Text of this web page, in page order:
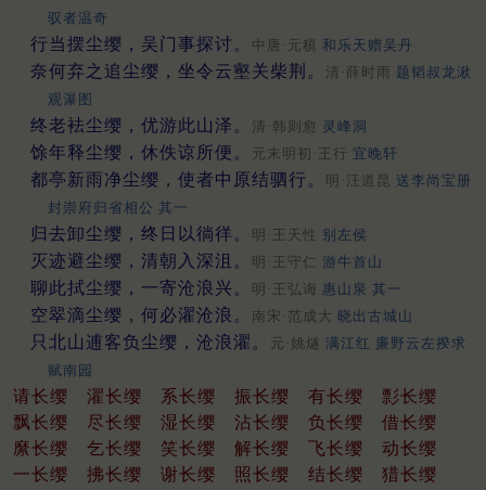
驭者温奇
行当摆尘缨，吴门事探讨。 中唐·元稹 和乐天赠吴丹
奈何弃之追尘缨，坐令云壑关柴荆。 清·薛时雨 题韬叔龙湫
观瀑图
终老袪尘缨，优游此山泽。 清·韩则愈 灵峰洞
馀年释尘缨，休佚谅所便。 元末明初·王行 宜晚轩
都亭新雨净尘缨，使者中原结驷行。 明·汪道昆 送李尚宝册
封崇府归省相公 其一
归去卸尘缨，终日以徜徉。 明·王天性 别左侯
灭迹避尘缨，清朝入深沮。 明·王守仁 游牛首山
聊此拭尘缨，一寄沧浪兴。 明·王弘诲 惠山泉 其一
空翠滴尘缨，何必濯沧浪。 南宋·范成大 晓出古城山
只北山逋客负尘缨，沧浪濯。 元·姚燧 满江红 廉野云左揆求
赋南园
请长缨 濯长缨 系长缨 振长缨 有长缨
彯长缨
飘长缨
尽长缨 湿长缨 沾长缨 负长缨
借长缨
縻长缨
乞长缨 笑长缨 解长缨 飞长缨
动长缨
一长缨
拂长缨 谢长缨 照长缨 结长缨
猎长缨